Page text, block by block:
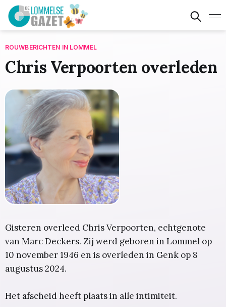
ROUWBERICHTEN IN LOMMEL
Chris Verpoorten overleden
Gisteren overleed Chris Verpoorten, echtgenote
van Marc Deckers. Zij werd geboren in Lommel op
10 november 1946 en is overleden in Genk op 8
augustus 2024.
Het afscheid heeft plaats in alle intimiteit.